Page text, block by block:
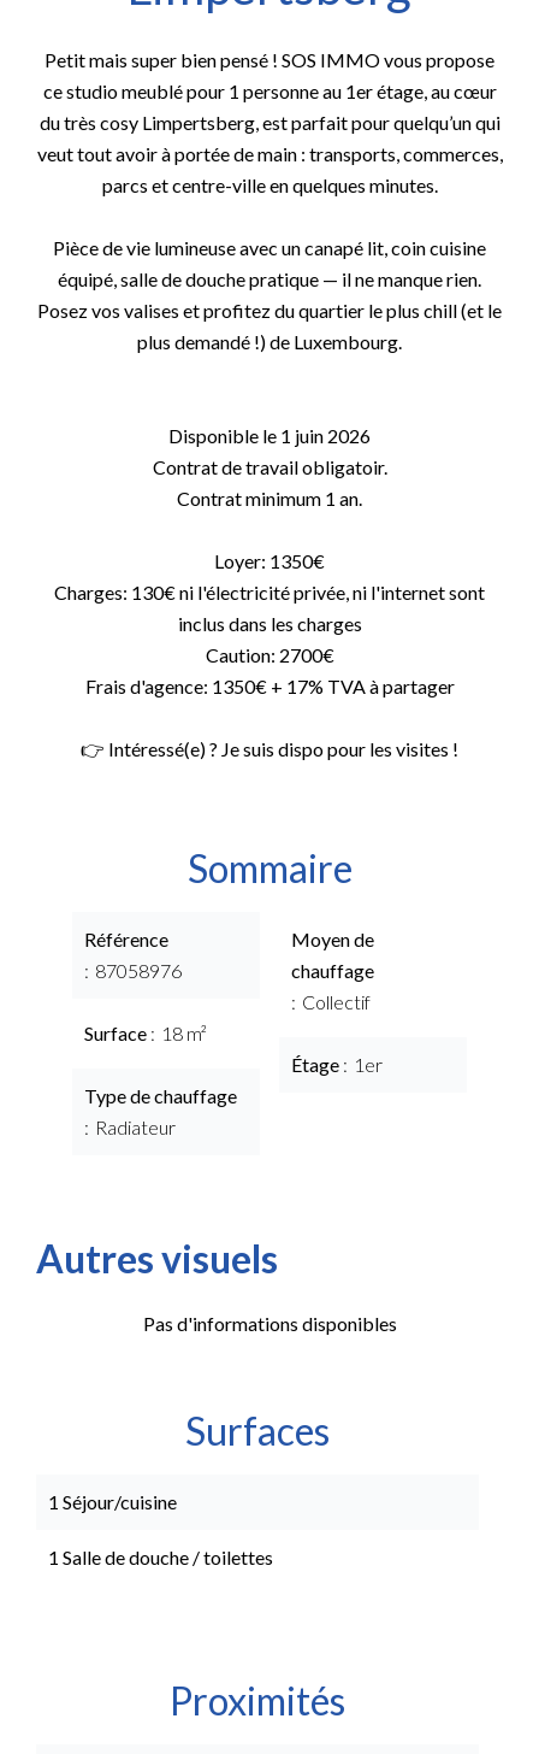
Petit mais super bien pensé ! SOS IMMO vous propose
ce studio meublé pour 1 personne au 1er étage, au cœur
du très cosy Limpertsberg, est parfait pour quelqu’un qui
veut tout avoir à portée de main : transports, commerces,
parcs et centre-ville en quelques minutes.
Pièce de vie lumineuse avec un canapé lit, coin cuisine
équipé, salle de douche pratique — il ne manque rien.
Posez vos valises et profitez du quartier le plus chill (et le
plus demandé !) de Luxembourg.
Disponible le 1 juin 2026
Contrat de travail obligatoir.
Contrat minimum 1 an.
Loyer: 1350€
Charges: 130€ ni l'électricité privée, ni l'internet sont
inclus dans les charges
Caution: 2700€
Frais d'agence: 1350€ + 17% TVA à partager
👉 Intéressé(e) ? Je suis dispo pour les visites !
Sommaire
Référence
87058976
Surface 18 m²
Type de chauffage
Radiateur
Moyen de
chauffage
Collectif
Étage 1er
Autres visuels
Pas d'informations disponibles
Surfaces
1 Séjour/cuisine
1 Salle de douche / toilettes
Proximités